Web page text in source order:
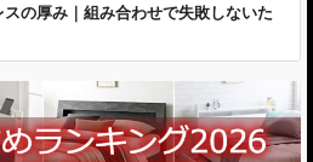
の厚み｜組み合わせで失敗しないた